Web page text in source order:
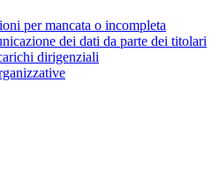
per mancata o incompleta
dei dati da parte dei titolari
dirigenziali